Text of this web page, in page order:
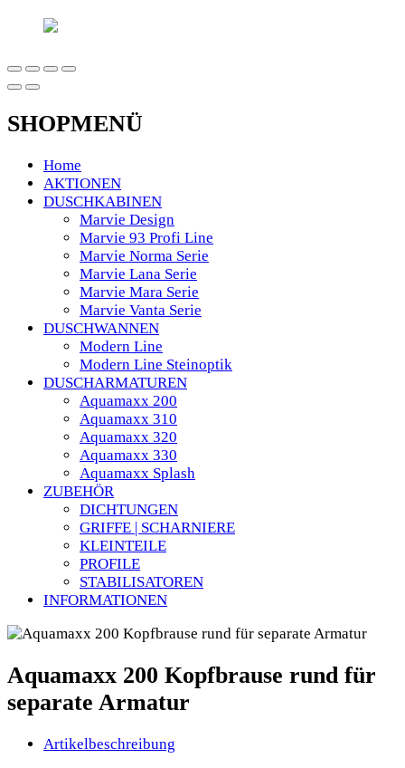
SHOPMENÜ
Home
AKTIONEN
DUSCHKABINEN
Marvie Design
Marvie 93 Profi Line
Marvie Norma Serie
Marvie Lana Serie
Marvie Mara Serie
Marvie Vanta Serie
DUSCHWANNEN
Modern Line
Modern Line Steinoptik
DUSCHARMATUREN
Aquamaxx 200
Aquamaxx 310
Aquamaxx 320
Aquamaxx 330
Aquamaxx Splash
ZUBEHÖR
DICHTUNGEN
GRIFFE | SCHARNIERE
KLEINTEILE
PROFILE
STABILISATOREN
INFORMATIONEN
Aquamaxx 200 Kopfbrause rund für
separate Armatur
Artikelbeschreibung